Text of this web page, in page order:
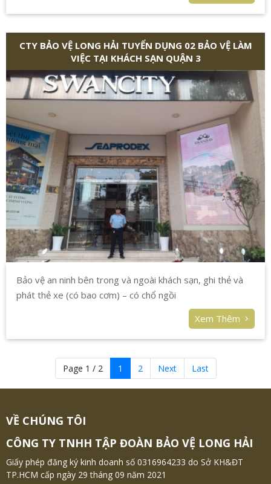
CTY BẢO VỆ LONG HẢI TUYỂN DỤNG 02 BẢO VỆ LÀM
VIỆC TẠI KHÁCH SẠN QUẬN 3
Bảo vệ an ninh bên trong và ngoài khách sạn, ghi thẻ và
phát thẻ xe (có bao cơm) – có chổ ngồi
Xem Thêm
Page 1 / 2 1 2 Next Last
VỀ CHÚNG TÔI
CÔNG TY TNHH TẬP ĐOÀN BẢO VỆ LONG HẢI
Giấy phép đăng ký kinh doanh số 0316964233 do Sở KH&ĐT
TP.HCM cấp ngày 29 tháng 09 năm 2021